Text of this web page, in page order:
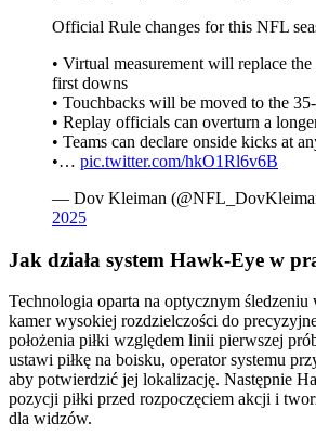
Official Rule changes for this NFL
• Virtual measurement will replace
first downs
• Touchbacks will be moved to the
• Replay officials can overturn a
• Teams can declare onside kicks at
•… pic.twitter.com/hkO1Rl6v6B
— Dov Kleiman
2025
Jak działa system Hawk-Eye w
Technologia oparta na optycznym śledzeniu
kamer wysokiej rozdzielczości do
położenia piłki względem linii pierwszej
ustawi piłkę na boisku, operator systemu
aby potwierdzić jej lokalizację. Następnie
pozycji piłki przed rozpoczęciem akcji i
dla widzów.